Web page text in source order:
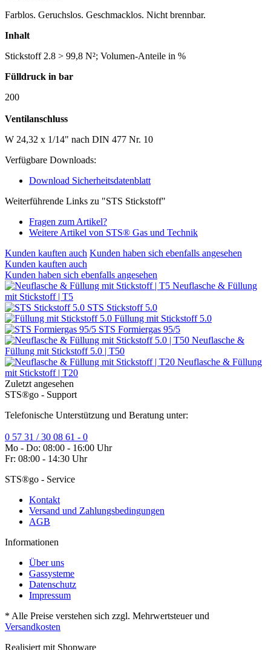
Farblos. Geruchslos. Geschmacklos. Nicht brennbar.
Inhalt
Stickstoff 2.8 > 99,8 N²; Volumen-Anteile in %
Fülldruck in bar
200
Ventilanschluss
W 24,32 x 1/14" nach DIN 477 Nr. 10
Verfügbare Downloads:
Download Sicherheitsdatenblatt
Weiterführende Links zu "STS Stickstoff"
Fragen zum Artikel?
Weitere Artikel von STS® Gas und Technik
Kunden kauften auch Kunden haben sich ebenfalls angesehen
Kunden kauften auch
Kunden haben sich ebenfalls angesehen
Neuflasche & Füllung
mit Stickstoff | T5
STS Stickstoff 5.0
Füllung mit Stickstoff 5.0
STS Formiergas 95/5
Neuflasche &
Füllung mit Stickstoff 5.0 | T50
Neuflasche & Füllung
mit Stickstoff | T20
Zuletzt angesehen
STS®go - Support
Telefonische Unterstützung und Beratung unter:
0 57 31 / 30 08 61 - 0
Mo - Do: 08:00 - 16:00 Uhr
Fr: 08:00 - 14:30 Uhr
STS®go - Service
Kontakt
Versand und Zahlungsbedingungen
AGB
Informationen
Über uns
Gassysteme
Datenschutz
Impressum
* Alle Preise verstehen sich zzgl. Mehrwertsteuer und
Versandkosten
Realisiert mit Shopware